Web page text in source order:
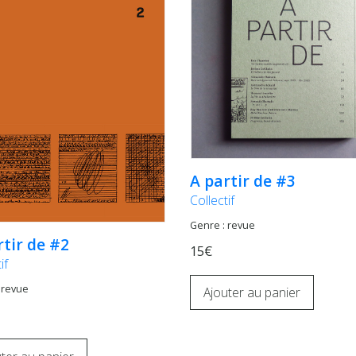
de #2
A partir de #3
Collectif
Genre : revue
15€
Ajouter au panier